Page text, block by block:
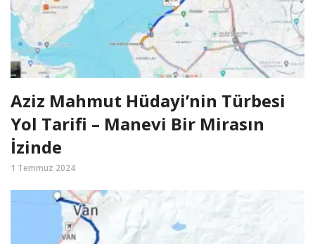
Aziz Mahmut Hüdayi’nin Türbesi
Yol Tarifi – Manevi Bir Mirasın
İzinde
1 Temmuz 2024